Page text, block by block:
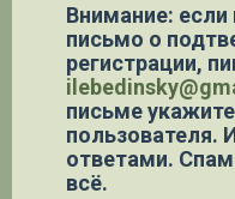
Внимание: если
письмо о
регистрации,
письме
пользователя.
ответами. Спам
всё.